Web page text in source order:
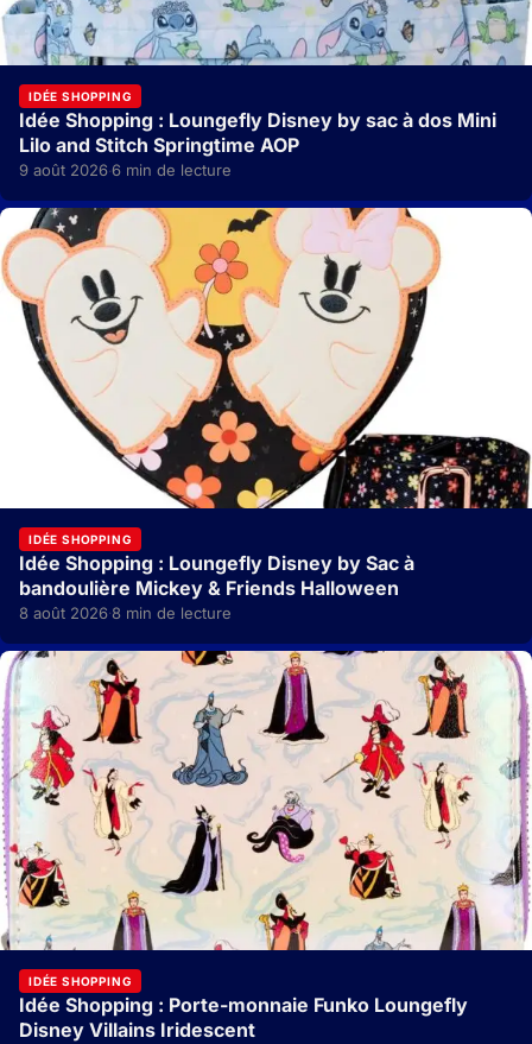
IDÉE SHOPPING
Idée Shopping : Loungefly Disney by sac à dos Mini
Lilo and Stitch Springtime AOP
9 août 2026·6 min de lecture
IDÉE SHOPPING
Idée Shopping : Loungefly Disney by Sac à
bandoulière Mickey & Friends Halloween
8 août 2026·8 min de lecture
IDÉE SHOPPING
Idée Shopping : Porte-monnaie Funko Loungefly
Disney Villains Iridescent